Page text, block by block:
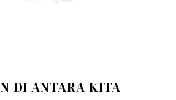
DI ANTARA KITA